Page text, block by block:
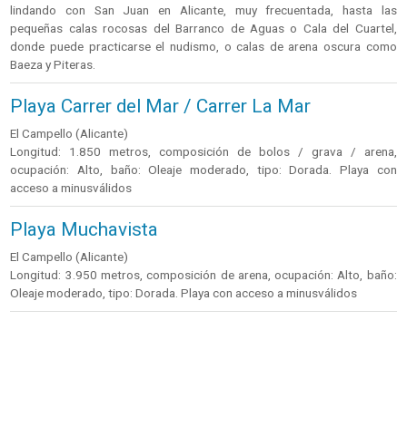
lindando con San Juan en Alicante, muy frecuentada, hasta las
pequeñas calas rocosas del Barranco de Aguas o Cala del Cuartel,
donde puede practicarse el nudismo, o calas de arena oscura como
Baeza y Piteras.
Playa Carrer del Mar / Carrer La Mar
El Campello (Alicante)
Longitud: 1.850 metros, composición de bolos / grava / arena,
ocupación: Alto, baño: Oleaje moderado, tipo: Dorada. Playa con
acceso a minusválidos
Playa Muchavista
El Campello (Alicante)
Longitud: 3.950 metros, composición de arena, ocupación: Alto, baño:
Oleaje moderado, tipo: Dorada. Playa con acceso a minusválidos